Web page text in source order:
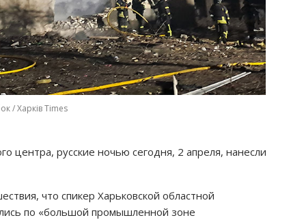
/ Харків Times
центра, русские ночью сегодня, 2 апреля, нанесли
что спикер Харьковской областной
по «большой промышленной зоне